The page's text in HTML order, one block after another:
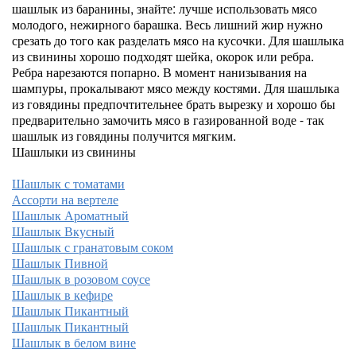
шашлык из баранины, знайте: лучше использовать мясо
молодого, нежирного барашка. Весь лишний жир нужно
срезать до того как разделать мясо на кусочки. Для шашлыка
из свинины хорошо подходят шейка, окорок или ребра.
Ребра нарезаются попарно. В момент нанизывания на
шампуры, прокалывают мясо между костями. Для шашлыка
из говядины предпочтительнее брать вырезку и хорошо бы
предварительно замочить мясо в газированной воде - так
шашлык из говядины получится мягким.
Шашлыки из свинины
Шашлык с томатами
Ассорти на вертеле
Шашлык Ароматный
Шашлык Вкусный
Шашлык с гранатовым соком
Шашлык Пивной
Шашлык в розовом соусе
Шашлык в кефире
Шашлык Пикантный
Шашлык Пикантный
Шашлык в белом вине